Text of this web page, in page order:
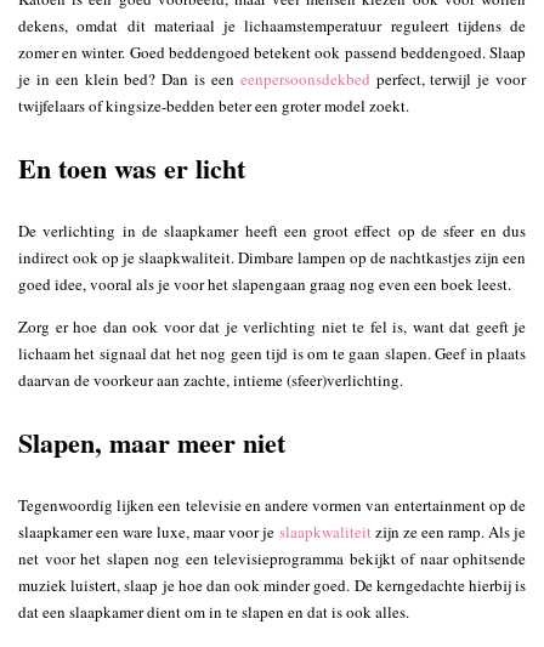
dekens, omdat dit materiaal je lichaamstemperatuur reguleert tijdens de
zomer en winter. Goed beddengoed betekent ook passend beddengoed. Slaap
je in een klein bed? Dan is een eenpersoonsdekbed perfect, terwijl je voor
twijfelaars of kingsize-bedden beter een groter model zoekt.
En toen was er licht
De verlichting in de slaapkamer heeft een groot effect op de sfeer en dus
indirect ook op je slaapkwaliteit. Dimbare lampen op de nachtkastjes zijn een
goed idee, vooral als je voor het slapengaan graag nog even een boek leest.
Zorg er hoe dan ook voor dat je verlichting niet te fel is, want dat geeft je
lichaam het signaal dat het nog geen tijd is om te gaan slapen. Geef in plaats
daarvan de voorkeur aan zachte, intieme (sfeer)verlichting.
Slapen, maar meer niet
Tegenwoordig lijken een televisie en andere vormen van entertainment op de
slaapkamer een ware luxe, maar voor je slaapkwaliteitzijn ze een ramp. Als je
net voor het slapen nog een televisieprogramma bekijkt of naar ophitsende
muziek luistert, slaap je hoe dan ook minder goed. De kerngedachte hierbij is
dat een slaapkamer dient om in te slapen en dat is ook alles.